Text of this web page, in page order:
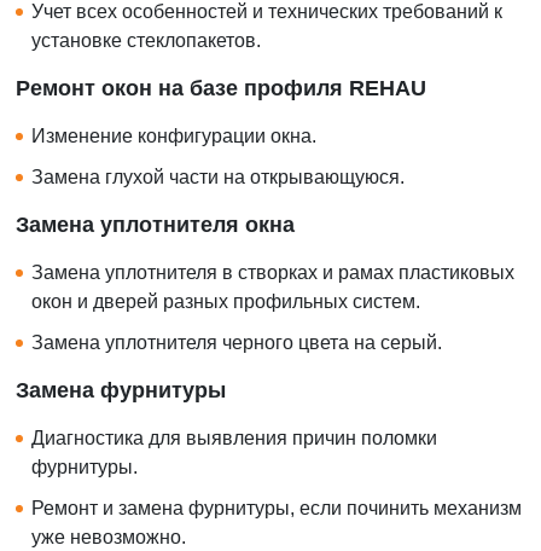
Учет всех особенностей и технических требований к
установке стеклопакетов.
Ремонт окон на базе профиля REHAU
Изменение конфигурации окна.
Замена глухой части на открывающуюся.
Замена уплотнителя окна
Замена уплотнителя в створках и рамах пластиковых
окон и дверей разных профильных систем.
Замена уплотнителя черного цвета на серый.
Замена фурнитуры
Диагностика для выявления причин поломки
фурнитуры.
Ремонт и замена фурнитуры, если починить механизм
уже невозможно.